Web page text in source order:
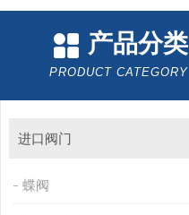
产品分类
PRODUCT CATEGORY
进口阀门
蝶阀